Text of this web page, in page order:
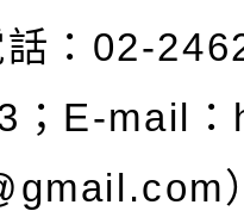
話：02-
；E-mail